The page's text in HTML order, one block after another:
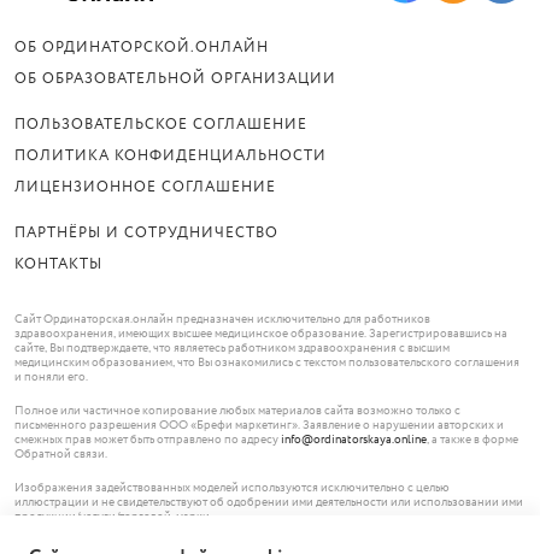
ОБ ОРДИНАТОРСКОЙ.ОНЛАЙН
ОБ ОБРАЗОВАТЕЛЬНОЙ ОРГАНИЗАЦИИ
ПОЛЬЗОВАТЕЛЬСКОЕ СОГЛАШЕНИЕ
ПОЛИТИКА КОНФИДЕНЦИАЛЬНОСТИ
ЛИЦЕНЗИОННОЕ СОГЛАШЕНИЕ
ПАРТНЁРЫ И СОТРУДНИЧЕСТВО
КОНТАКТЫ
Сайт Ординаторская.онлайн предназначен исключительно для работников
здравоохранения, имеющих высшее медицинское образование. Зарегистрировавшись на
сайте, Вы подтверждаете, что являетесь работником здравоохранения с высшим
медицинским образованием, что Вы ознакомились с текстом пользовательского соглашения
и поняли его.
Полное или частичное копирование любых материалов сайта возможно только с
письменного разрешения ООО «Брефи маркетинг». Заявление о нарушении авторских и
смежных прав может быть отправлено по адресу info@ordinatorskaya.online, а также в форме
Обратной связи.
Изображения задействованных моделей используются исключительно с целью
иллюстрации и не свидетельствуют об одобрении ими деятельности или использовании ими
продукции/услуги/торговой марки.